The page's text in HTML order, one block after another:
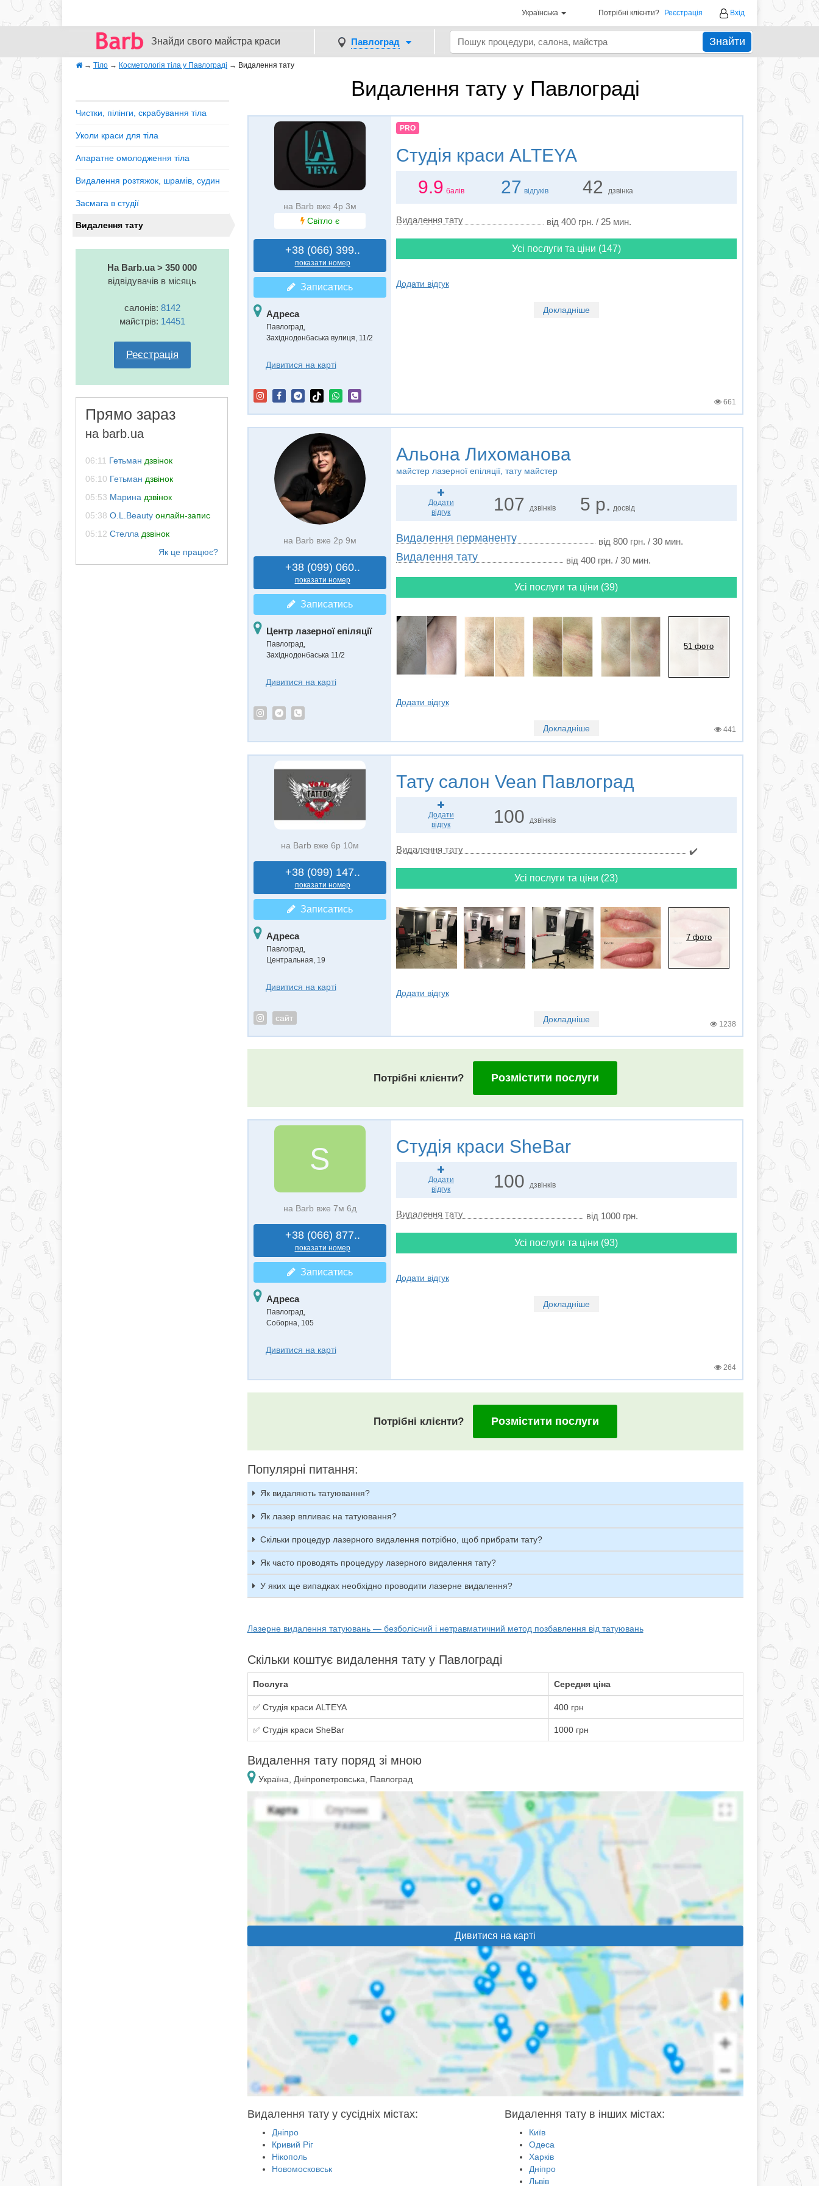
Українська Потрібні клієнти? Реєстрація Вхід
Знайди свого майстра краси Павлоград Знайти
→ Тіло → Косметологія тіла у Павлограді → Видалення тату
Видалення тату у Павлограді
Чистки, пілінги, скрабування тіла
Уколи краси для тіла
Апаратне омолодження тіла
Видалення розтяжок, шрамів, судин
Засмага в студії
Видалення тату
На Barb.ua > 350 000
відвідувачів в місяць
салонів: 8142
майстрів: 14451
Реєстрація
Прямо зараз
на barb.ua
06:11 Гетьман дзвінок
06:10 Гетьман дзвінок
05:53 Марина дзвінок
05:38 O.L.Beauty онлайн-запис
05:12 Стелла дзвінок
на Barb вже 4р 3м
Світло є
+38 (066) 399..
показати номер
Записатись
Адреса
Павлоград
Західнодонбаська вулиця, 11/2
Дивитися на карті
PRO
Студія краси ALTEYA
9.9 балів 27 відгуків 42 дзвінка
Видалення тату від 400 грн. / 25 мин.
Усі послуги та ціни (147)
Додати відгук
Докладніше
661
на Barb вже 2р 9м
+38 (099) 060..
показати номер
Записатись
Центр лазерної епіляції
Павлоград,
Західнодонбаська 11/2
Дивитися на карті
Альона Лихоманова
майстер лазерної епіляції, тату майстер
Додати
відгук
107 дзвінків 5 р. досвід
Видалення перманенту від 800 грн. / 30 мин.
Видалення тату від 400 грн. / 30 мин.
Усі послуги та ціни (39)
51 фото
Додати відгук
Докладніше 441
на Barb вже 6р 10м
+38 (099) 147..
показати номер
Записатись
Адреса
Павлоград
Центральная, 19
Дивитися на карті
сайт
Тату салон Vean Павлоград
Додати
відгук
100 дзвінків
Видалення тату ✔️
Усі послуги та ціни (23)
7 фото
Додати відгук
Докладніше
1238
Потрібні клієнти? Розмістити послуги
S
на Barb вже 7м 6д
+38 (066) 877..
показати номер
Записатись
Адреса
Павлоград,
Соборна, 105
Дивитися на карті
Студія краси SheBar
Додати
відгук
100 дзвінків
Видалення тату від 1000 грн.
Усі послуги та ціни (93)
Додати відгук
Докладніше
264
Потрібні клієнти? Розмістити послуги
Популярні питання:
Як видаляють татуювання?
Як лазер впливає на татуювання?
Скільки процедур лазерного видалення потрібно, щоб прибрати тату?
Як часто проводять процедуру лазерного видалення тату?
У яких ще випадках необхідно проводити лазерне видалення?
Лазерне видалення татуювань — безболісний і нетравматичний метод позбавлення від татуювань
Скільки коштує видалення тату у Павлограді
Послуга Середня ціна
✅ Студія краси ALTEYA 400 грн
✅ Студія краси SheBar 1000 грн
Видалення тату поряд зі мною
Україна, Дніпропетровська, Павлоград
Дивитися на карті
Видалення тату у сусідніх містах:
Дніпро
Кривий Ріг
Нікополь
Новомосковськ
Видалення тату в інших містах:
Київ
Одеса
Харків
Дніпро
Львів